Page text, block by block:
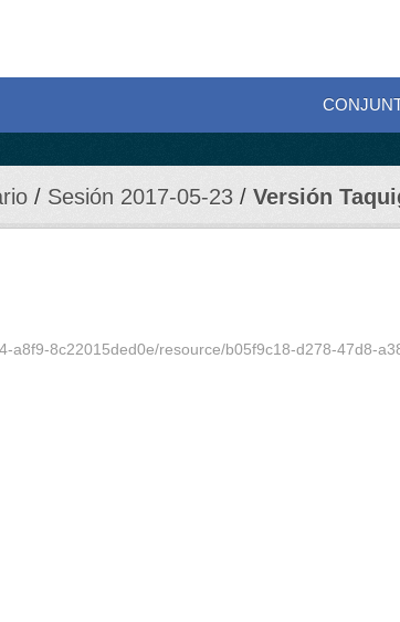
Sesión 2017-05-23 Versión
8c22015ded0e/resource/b05f9c18-d278-47d8-a386-